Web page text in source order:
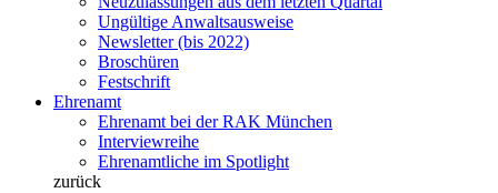
Ungültige Anwaltsausweise
Newsletter (bis 2022)
Broschüren
Festschrift
Ehrenamt
Ehrenamt bei der RAK München
Interviewreihe
Ehrenamtliche im Spotlight
zurück